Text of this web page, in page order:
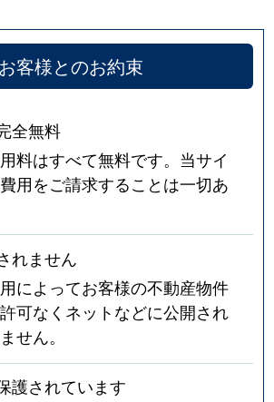
お客様とのお約束
全無料
料はすべて無料です。当サイ
用をご請求することは一切あ
れません
によってお客様の不動産物件
可なくネットなどに公開され
せん。
護されています